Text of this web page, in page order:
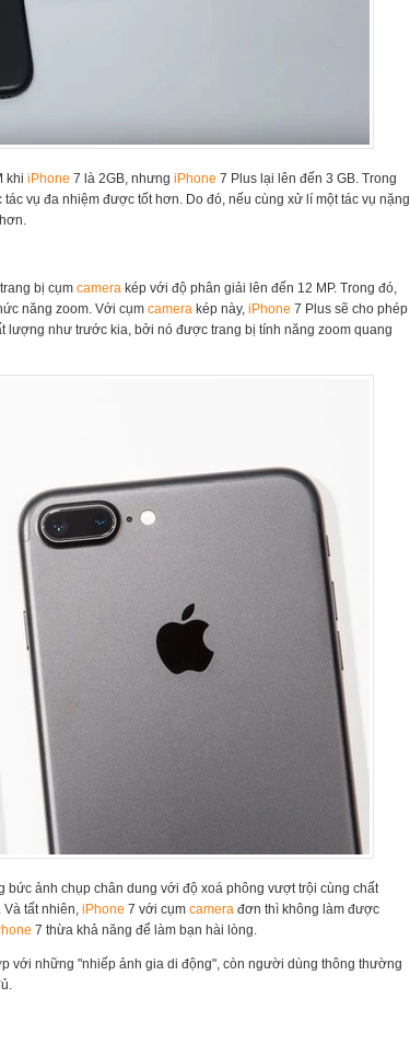
khi i Phone 7 là 2GB, nhưng i Phone 7 Plus lại lên đến 3 GB. Trong
vụ đa nhiệm được tốt hơn. Do đó, nếu cùng xử lí một tác vụ nặng
bị cụm camera kép với độ phân giải lên đến 12 MP. Trong đó,
năng zoom. Với cụm camera kép này, i Phone 7 Plus sẽ cho phép
như trước kia, bởi nó được trang bị tính năng zoom quang
ảnh chụp chân dung với độ xoá phông vượt trội cùng chất
Và tất nhiên, i Phone 7 với cụm camera đơn thì không làm được
7 thừa khả năng để làm bạn hài lòng.
với những "nhiếp ảnh gia di động", còn người dùng thông thường